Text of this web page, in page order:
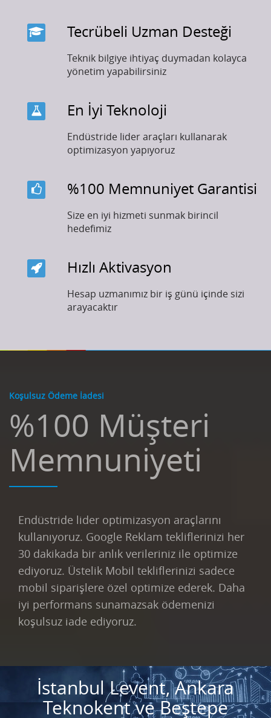
Tecrübeli Uzman Desteği
Teknik bilgiye ihtiyaç duymadan kolayca
yönetim yapabilirsiniz
En İyi Teknoloji
Endüstride lider araçları kullanarak
optimizasyon yapıyoruz
%100 Memnuniyet Garantisi
Size en iyi hizmeti sunmak birincil
hedefimiz
Hızlı Aktivasyon
Hesap uzmanımız bir iş günü içinde sizi
arayacaktır
Koşulsuz Ödeme İadesi
%100 Müşteri
Memnuniyeti
Endüstride lider optimizasyon araçlarını
kullanıyoruz. Google Reklam tekliflerinizi her
30 dakikada bir anlık verileriniz ile optimize
ediyoruz. Üstelik Mobil tekliflerinizi sadece
mobil siparişlere özel optimize ederek. Daha
iyi performans sunamazsak ödemenizi
koşulsuz iade ediyoruz.
İstanbul Levent, Ankara
Teknokent ve Beştepe